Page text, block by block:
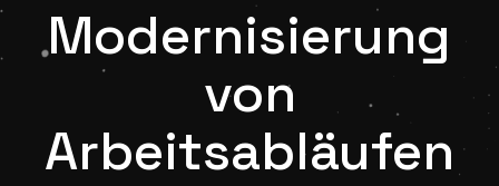
Modernisierung
von
Arbeitsabläufen